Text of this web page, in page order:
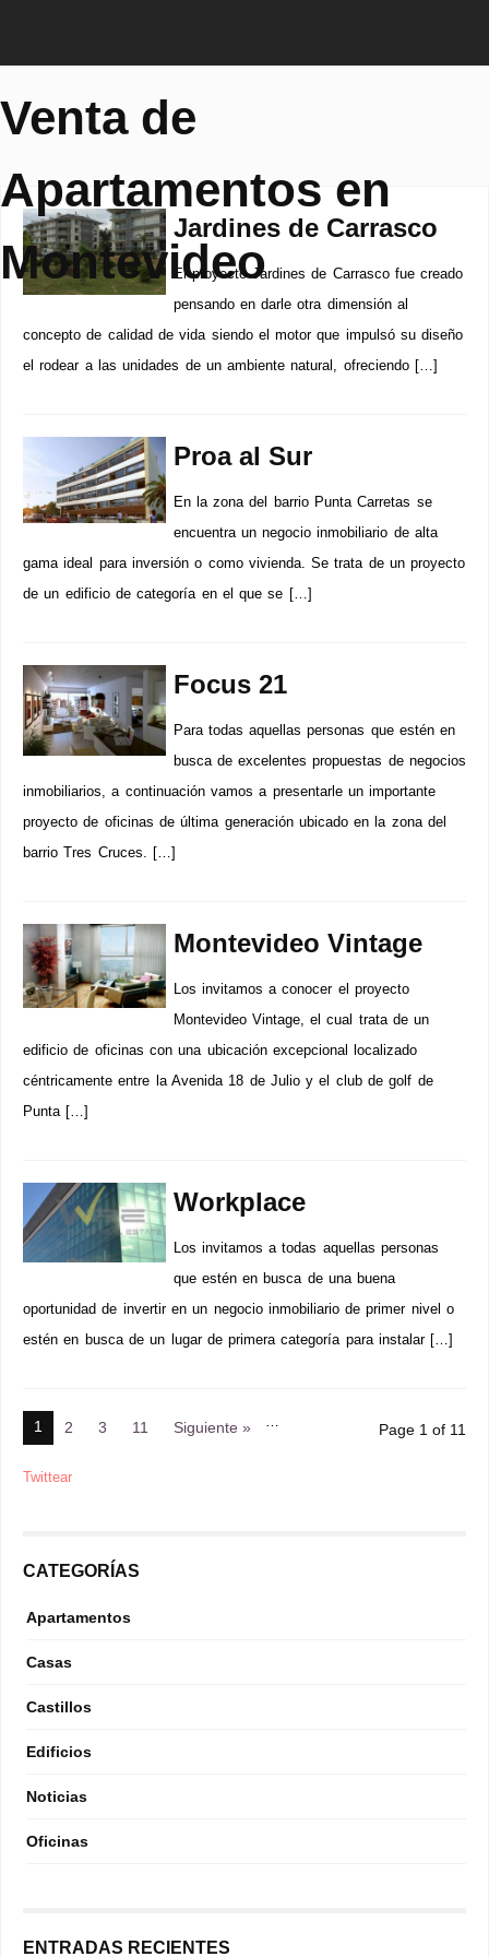
Venta de
Apartamentos en
Montevideo
Jardines de Carrasco
El proyecto Jardines de Carrasco fue creado
pensando en darle otra dimensión al
concepto de calidad de vida siendo el motor que impulsó su diseño
el rodear a las unidades de un ambiente natural, ofreciendo […]
Proa al Sur
En la zona del barrio Punta Carretas se
encuentra un negocio inmobiliario de alta
gama ideal para inversión o como vivienda. Se trata de un proyecto
de un edificio de categoría en el que se […]
Focus 21
Para todas aquellas personas que estén en
busca de excelentes propuestas de negocios
inmobiliarios, a continuación vamos a presentarle un importante
proyecto de oficinas de última generación ubicado en la zona del
barrio Tres Cruces. […]
Montevideo Vintage
Los invitamos a conocer el proyecto
Montevideo Vintage, el cual trata de un
edificio de oficinas con una ubicación excepcional localizado
céntricamente entre la Avenida 18 de Julio y el club de golf de
Punta […]
Workplace
Los invitamos a todas aquellas personas
que estén en busca de una buena
oportunidad de invertir en un negocio inmobiliario de primer nivel o
estén en busca de un lugar de primera categoría para instalar […]
1 2 3 …
11 Siguiente » Page 1 of 11
Twittear
CATEGORÍAS
Apartamentos
Casas
Castillos
Edificios
Noticias
Oficinas
ENTRADAS RECIENTES